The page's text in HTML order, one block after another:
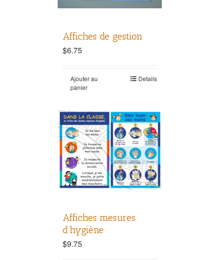
Affiches de gestion
$6.75
Ajouter au
panier
Details
Affiches mesures
d’hygiène
$9.75